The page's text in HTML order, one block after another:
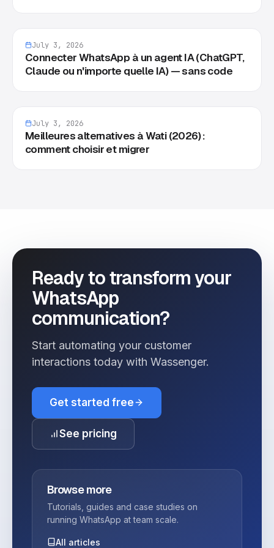
July 3, 2026
Connecter WhatsApp à un agent IA (ChatGPT,
Claude ou n'importe quelle IA) — sans code
July 3, 2026
Meilleures alternatives à Wati (2026) :
comment choisir et migrer
Ready to transform your
WhatsApp
communication?
Start automating your customer
interactions today with Wassenger.
Get started free
See pricing
Browse more
Tutorials, guides and case studies on
running WhatsApp at team scale.
All articles